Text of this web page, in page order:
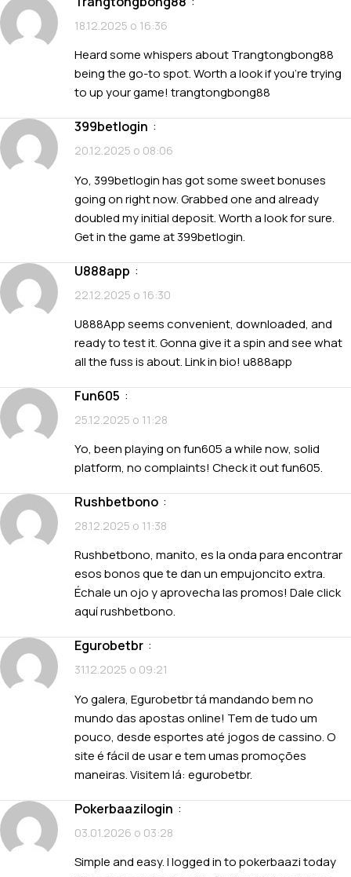
18.12.2025 о 16:36
Heard some whispers about Trangtongbong88
being the go-to spot. Worth a look if you’re trying
to up your game! trangtongbong88
399betlogin :
20.12.2025 о 08:06
Yo, 399betlogin has got some sweet bonuses
going on right now. Grabbed one and already
doubled my initial deposit. Worth a look for sure.
Get in the game at399betlogin.
u888app :
22.12.2025 о 16:30
U888App seems convenient, downloaded, and
ready to test it. Gonna give it a spin and see what
all the fuss is about. Link in bio! u888app
fun605 :
25.12.2025 о 11:28
Yo, been playing on fun605 a while now, solid
platform, no complaints! Check it outfun605.
rushbetbono :
28.12.2025 о 11:38
Rushbetbono, manito, es la onda para encontrar
esos bonos que te dan un empujoncito extra.
Échale un ojo y aprovecha las promos! Dale click
aquírushbetbono.
egurobetbr :
31.12.2025 о 09:21
Yo galera, Egurobetbr tá mandando bem no
mundo das apostas online! Tem de tudo um
pouco, desde esportes até jogos de cassino. O
site é fácil de usar e tem umas promoções
maneiras. Visitem lá: egurobetbr.
pokerbaazilogin :
03.01.2026 о 03:28
Simple and easy. I logged in to pokerbaazi today